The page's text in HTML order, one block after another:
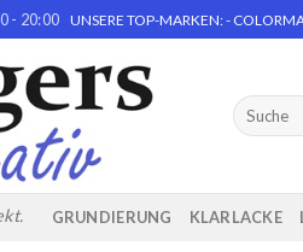
- 20:00 UNSERE TOP-MARKEN: -
Suchen
nach:
GRUNDIERUNG KLARLACKE